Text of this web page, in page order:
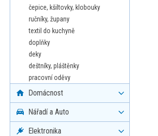
čepice, kšiltovky, klobouky
ručníky, župany
textil do kuchyně
doplňky
deky
deštníky, pláštěnky
pracovní oděvy
Domácnost
Nářadí a Auto
Elektronika